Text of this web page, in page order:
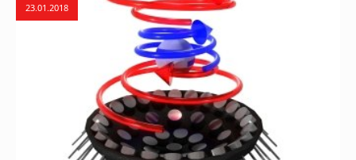
23.01.2018